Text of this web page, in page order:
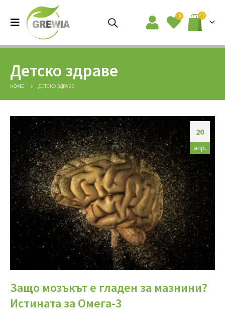
0
Детско здраве
HOME ДЕТСКО ЗДРАВЕ
20
апр.
Защо мозъкът е гладен за мазнини?
Истината за Омега-3